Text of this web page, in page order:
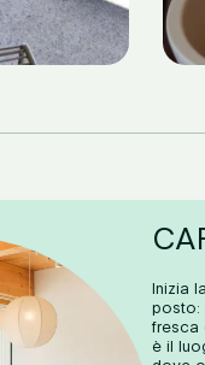
Inizia
posto:
fresca
è il